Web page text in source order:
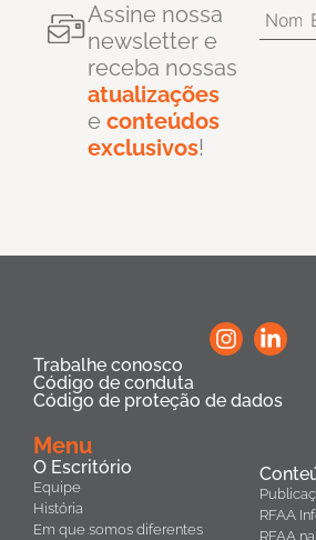
Assine nossa
newsletter e
receba nossas
atualizações
e conteúdos
exclusivos!
Trabalhe conosco
Código de conduta
Código de proteção de dados
Menu
O Escritório
Equipe
História
Em que somos diferentes
RFAA
RFAA